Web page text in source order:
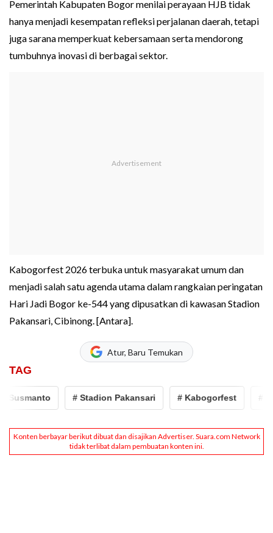
Pemerintah Kabupaten Bogor menilai perayaan HJB tidak
hanya menjadi kesempatan refleksi perjalanan daerah, tetapi
juga sarana memperkuat kebersamaan serta mendorong
tumbuhnya inovasi di berbagai sektor.
Kabogorfest 2026 terbuka untuk masyarakat umum dan
menjadi salah satu agenda utama dalam rangkaian peringatan
Hari Jadi Bogor ke-544 yang dipusatkan di kawasan Stadion
Pakansari, Cibinong. [Antara].
Atur, Baru Temukan
TAG
# Stadion Pakansari # Kabogorfest #